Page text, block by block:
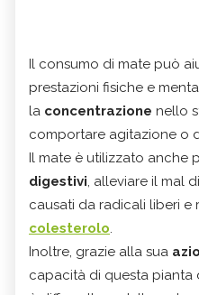
Il consumo di mate può
prestazioni fisiche e
la concentrazione nello
comportare agitazione o
Il mate è utilizzato anche
digestivi, alleviare il mal
causati da radicali liberi e
colesterolo.
Inoltre, grazie alla sua
capacità di questa pianta